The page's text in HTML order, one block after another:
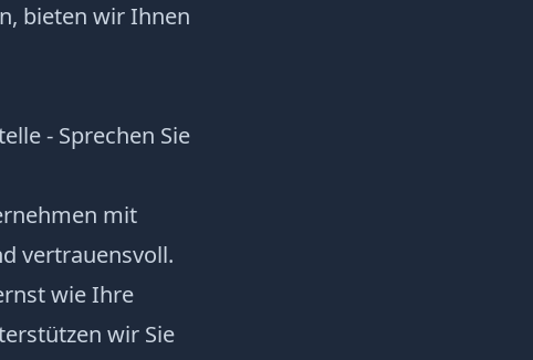
bieten wir Ihnen
- Sprechen Sie
mit
vertrauensvoll.
wie Ihre
wir Sie